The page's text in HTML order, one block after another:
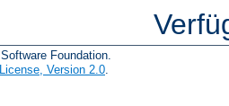
Foundation.
Version 2.0